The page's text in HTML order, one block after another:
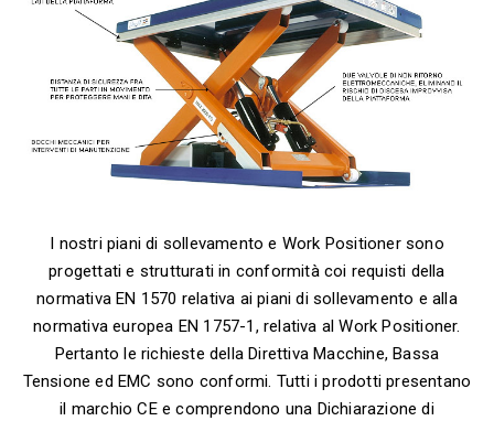
I nostri piani di sollevamento e Work Positioner sono
progettati e strutturati in conformità coi requisti della
normativa EN 1570 relativa ai piani di sollevamento e alla
normativa europea EN 1757-1, relativa al Work Positioner.
Pertanto le richieste della Direttiva Macchine, Bassa
Tensione ed EMC sono conformi. Tutti i prodotti presentano
il marchio CE e comprendono una Dichiarazione di